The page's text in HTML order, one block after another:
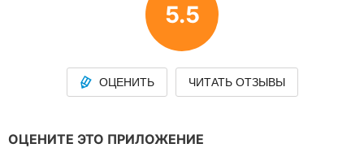
5.5
ОЦЕНИТЬ ЧИТАТЬ ОТЗЫВЫ
ОЦЕНИТЕ ЭТО ПРИЛОЖЕНИЕ